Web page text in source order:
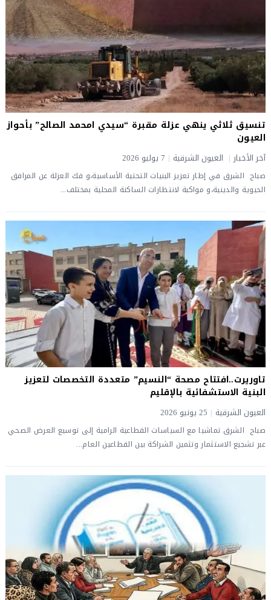
تنسيق ثلاثي ينهي عزلة مقبرة “سيدي امحمد الصالح” بأحواز
العيون
آخر الأخبار العيون الشرقية 7 يوليو 2026
صباح الشرق في إطار تعزيز البنيات التحتية الأساسية،و فك العزلة عن المرافق
الحيوية والدينية،و مواكبة لانتظارات الساكنة المحلية بمختلف...
تاوريرت..افتتاح مصحة “النسيم” متعددة التخصصات لتعزيز
البنية الاستشفائية بالإقليم
العيون الشرقية 25 يونيو 2026
صباح الشرق تماشيا مع السياسات القطاعية الرامية إلى توسيع العرض الصحي
عبر تشجيع الاستثمار وتثمين الشراكة بين القطاعين العام...